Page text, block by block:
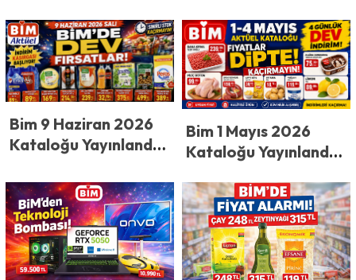
Bim 9 Haziran 2026
Kataloğu Yayınlandı!
İndirim Kasırgası
Başlıyor! Bu Fiyatları
Görenler Sabah
Erkenden Sıraya
Girecek!
Bim 1 Mayıs 2026
Kataloğu Yayınlandı!
4 Günlük Fırsatta
Fiyatlar Dipte! Bu
Ürünleri Kaçıran
Üzülür